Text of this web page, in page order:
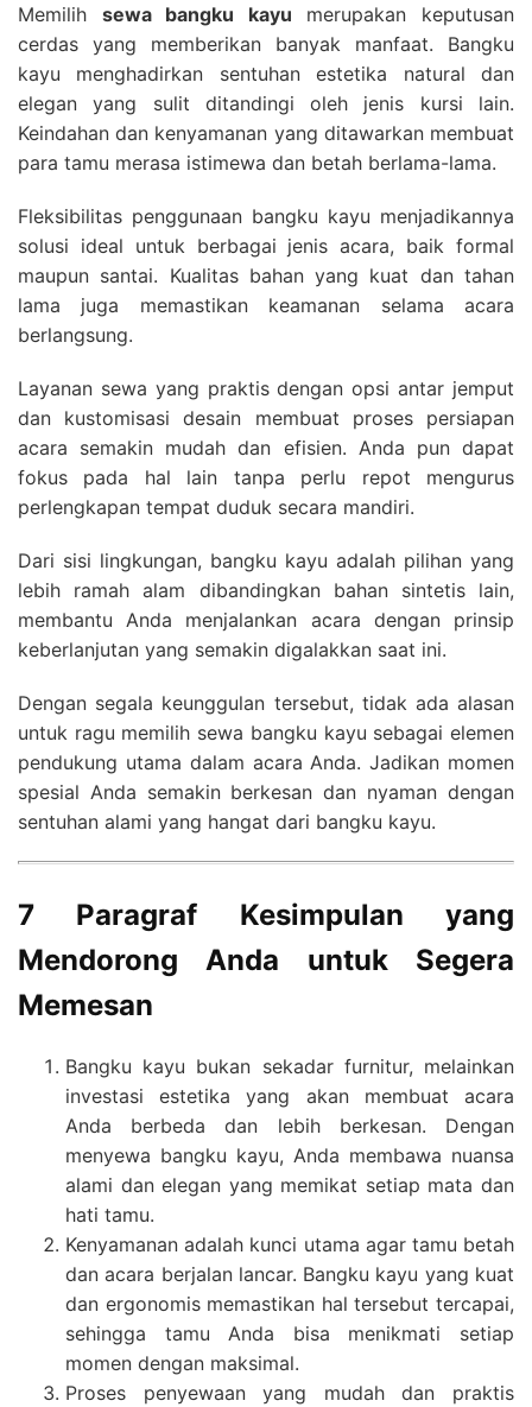
Memilih sewa bangku kayu merupakan keputusan
cerdas yang memberikan banyak manfaat. Bangku
kayu menghadirkan sentuhan estetika natural dan
elegan yang sulit ditandingi oleh jenis kursi lain.
Keindahan dan kenyamanan yang ditawarkan membuat
para tamu merasa istimewa dan betah berlama-lama.
Fleksibilitas penggunaan bangku kayu menjadikannya
solusi ideal untuk berbagai jenis acara, baik formal
maupun santai. Kualitas bahan yang kuat dan tahan
lama juga memastikan keamanan selama acara
berlangsung.
Layanan sewa yang praktis dengan opsi antar jemput
dan kustomisasi desain membuat proses persiapan
acara semakin mudah dan efisien. Anda pun dapat
fokus pada hal lain tanpa perlu repot mengurus
perlengkapan tempat duduk secara mandiri.
Dari sisi lingkungan, bangku kayu adalah pilihan yang
lebih ramah alam dibandingkan bahan sintetis lain,
membantu Anda menjalankan acara dengan prinsip
keberlanjutan yang semakin digalakkan saat ini.
Dengan segala keunggulan tersebut, tidak ada alasan
untuk ragu memilih sewa bangku kayu sebagai elemen
pendukung utama dalam acara Anda. Jadikan momen
spesial Anda semakin berkesan dan nyaman dengan
sentuhan alami yang hangat dari bangku kayu.
7 Paragraf Kesimpulan yang
Mendorong Anda untuk Segera
Memesan
Bangku kayu bukan sekadar furnitur, melainkan
investasi estetika yang akan membuat acara
Anda berbeda dan lebih berkesan. Dengan
menyewa bangku kayu, Anda membawa nuansa
alami dan elegan yang memikat setiap mata dan
hati tamu.
Kenyamanan adalah kunci utama agar tamu betah
dan acara berjalan lancar. Bangku kayu yang kuat
dan ergonomis memastikan hal tersebut tercapai,
sehingga tamu Anda bisa menikmati setiap
momen dengan maksimal.
Proses penyewaan yang mudah dan praktis